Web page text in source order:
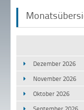
Dezember 2026
November 2026
Oktober 2026